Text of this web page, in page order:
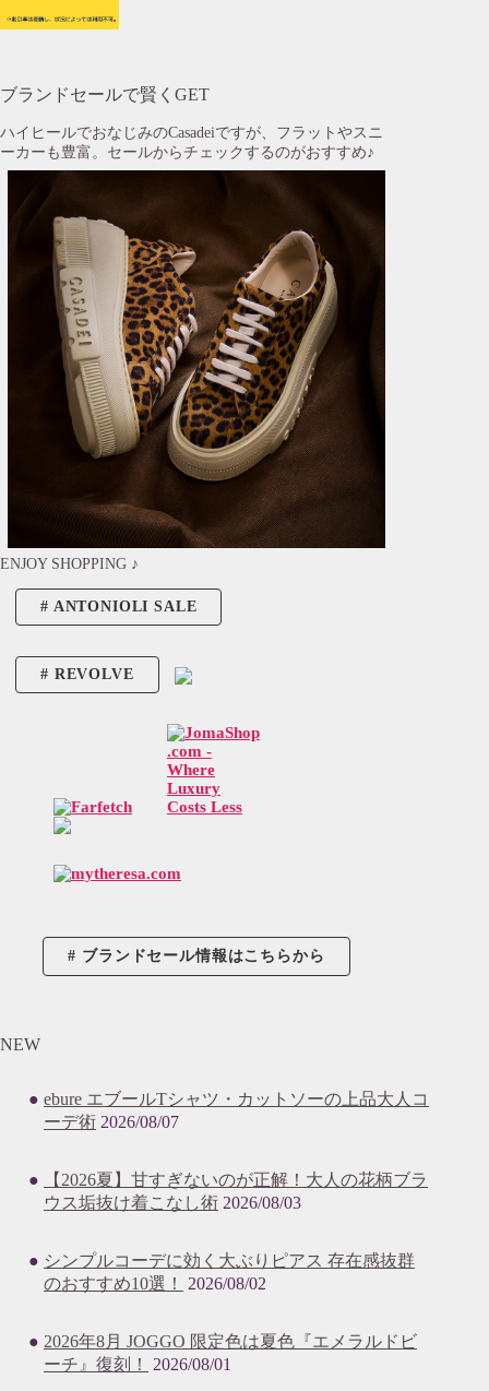
ブランドセールで賢くGET
ハイヒールでおなじみのCasadeiですが、フラットやスニ
ーカーも豊富。セールからチェックするのがおすすめ♪
ENJOY SHOPPING ♪
ANTONIOLI SALE
REVOLVE
ブランドセール情報はこちらから
NEW
ebure エブールTシャツ・カットソーの上品大人コ
ーデ術 2026/08/07
【2026夏】甘すぎないのが正解！大人の花柄ブラ
ウス垢抜け着こなし術 2026/08/03
シンプルコーデに効く大ぶりピアス 存在感抜群
のおすすめ10選！
2026/08/02
2026年8月 JOGGO 限定色は夏色『エメラルドビ
ーチ』復刻！
2026/08/01